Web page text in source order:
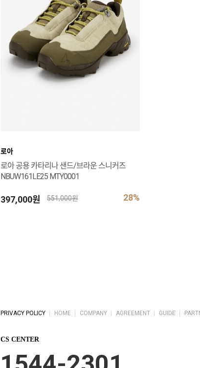
로아
로아 공용 카타리나 샌드/브라운 스니커즈
NBUW161LE25 MTY0001
397,000원 28%
551,000원
PRIVACY POLICY HOME COMPANY AGREEMENT GUIDE
CS CENTER